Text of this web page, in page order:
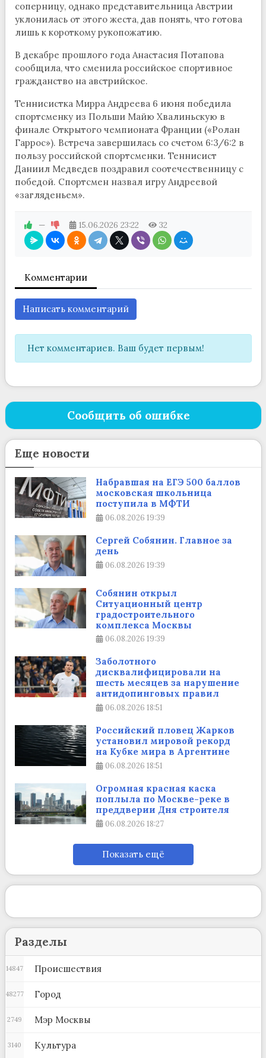
соперницу, однако представительница Австрии
уклонилась от этого жеста, дав понять, что готова
лишь к короткому рукопожатию.
В декабре прошлого года Анастасия Потапова
сообщила, что сменила российское спортивное
гражданство на австрийское.
Теннисистка Мирра Андреева 6 июня победила
спортсменку из Польши Майю Хвалиньскую в
финале Открытого чемпионата Франции («Ролан
Гаррос»). Встреча завершилась со счетом 6:3/6:2 в
пользу российской спортсменки. Теннисист
Даниил Медведев поздравил соотечественницу с
победой. Спортсмен назвал игру Андреевой
«загляденьем».
— 15.06.2026 23:22 32
Комментарии
Написать комментарий
Нет комментариев. Ваш будет первым!
Сообщить об ошибке
Еще новости
Набравшая на ЕГЭ 500 баллов
московская школьница
поступила в МФТИ
06.08.2026 19:39
Сергей Собянин. Главное за
день
06.08.2026 19:39
Собянин открыл
Ситуационный центр
градостроительного
комплекса Москвы
06.08.2026 19:39
Заболотного
дисквалифицировали на
шесть месяцев за нарушение
антидопинговых правил
06.08.2026 18:51
Российский пловец Жарков
установил мировой рекорд
на Кубке мира в Аргентине
06.08.2026 18:51
Огромная красная каска
поплыла по Москве-реке в
преддверии Дня строителя
06.08.2026 18:27
Показать ещё
Разделы
Происшествия
14847
Город
48277
Мэр Москвы
2749
Культура
3140